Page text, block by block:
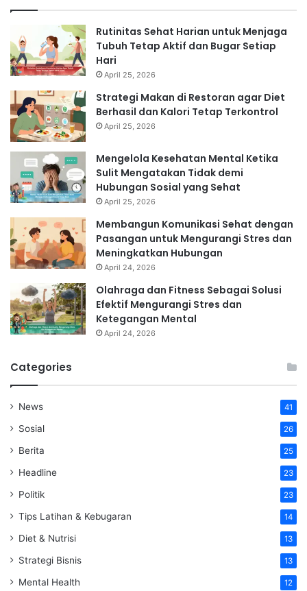
Rutinitas Sehat Harian untuk Menjaga
Tubuh Tetap Aktif dan Bugar Setiap
Hari
April 25, 2026
Strategi Makan di Restoran agar Diet
Berhasil dan Kalori Tetap Terkontrol
April 25, 2026
Mengelola Kesehatan Mental Ketika
Sulit Mengatakan Tidak demi
Hubungan Sosial yang Sehat
April 25, 2026
Membangun Komunikasi Sehat dengan
Pasangan untuk Mengurangi Stres dan
Meningkatkan Hubungan
April 24, 2026
Olahraga dan Fitness Sebagai Solusi
Efektif Mengurangi Stres dan
Ketegangan Mental
April 24, 2026
Categories
News 41
Sosial 26
Berita 25
Headline 23
Politik 23
Tips Latihan & Kebugaran 14
Diet & Nutrisi 13
Strategi Bisnis 13
Mental Health 12